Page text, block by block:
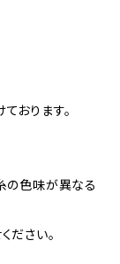
おります。
の色味が異なる
ださい。